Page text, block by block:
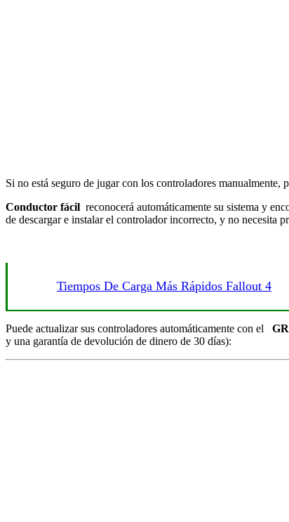
Si no está seguro de jugar con los controladores manualmente,
Conductor fácil reconocerá automáticamente su sistema y
de descargar e instalar el controlador incorrecto, y no necesita
Tiempos De Carga Más Rápidos Fallout 4
Puede actualizar sus controladores automáticamente con el
y una garantía de devolución de dinero de 30 días):